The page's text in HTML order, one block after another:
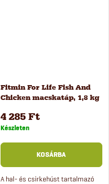
Fitmin For Life Fish And
Chicken macskatáp, 1,8 kg
4 285 Ft
Készleten
KOSÁRBA
A hal- és csirkehúst tartalmazó